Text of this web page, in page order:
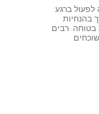
לפעול ברגע
בהנחיות
בטוחה. רבים